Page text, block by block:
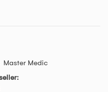
Master Medic